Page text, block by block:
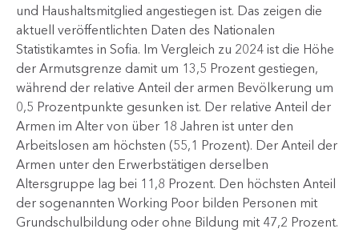
und Haushaltsmitglied angestiegen ist. Das zeigen die
aktuell veröffentlichten Daten des Nationalen
Statistikamtes in Sofia. Im Vergleich zu 2024 ist die Höhe
der Armutsgrenze damit um 13,5 Prozent gestiegen,
während der relative Anteil der armen Bevölkerung um
0,5 Prozentpunkte gesunken ist. Der relative Anteil der
Armen im Alter von über 18 Jahren ist unter den
Arbeitslosen am höchsten (55,1 Prozent). Der Anteil der
Armen unter den Erwerbstätigen derselben
Altersgruppe lag bei 11,8 Prozent. Den höchsten Anteil
der sogenannten Working Poor bilden Personen mit
Grundschulbildung oder ohne Bildung mit 47,2 Prozent.​